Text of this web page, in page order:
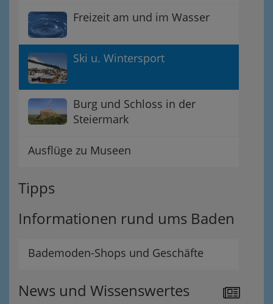
Freizeit am und im Wasser
Ski u. Wintersport
Burg und Schloss in der
Steiermark
Ausflüge zu Museen
Tipps
Informationen rund ums Baden
Bademoden-Shops und Geschäfte
News und Wissenswertes